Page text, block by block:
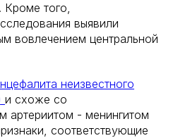
того,
выявили
вовлечением центральной
неизвестного
и схоже со
артериитом - менингитом
соответствующие